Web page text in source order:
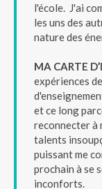
l'école. J'ai
les uns des
nature des
MA CARTE
expériences
et ce long
reconnecter à
talents
puissant me
prochain à se
inconforts.